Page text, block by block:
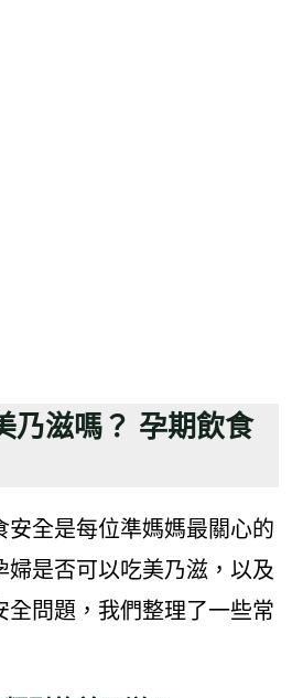
乃滋嗎？ 孕期飲食
安全是每位準媽媽最關心的
婦是否可以吃美乃滋，以及
全問題，我們整理了一些常